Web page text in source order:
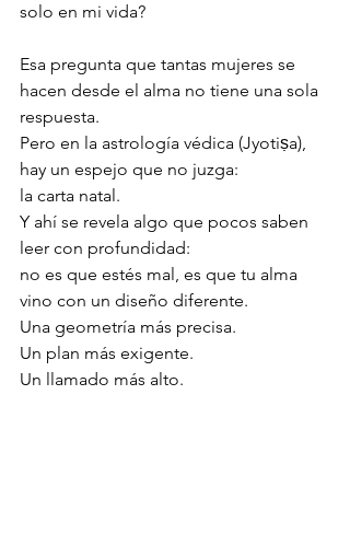
solo en mi vida?
Esa pregunta que tantas mujeres se
hacen desde el alma no tiene una sola
respuesta.
Pero en la astrología védica (Jyotiṣa),
hay un espejo que no juzga:
la carta natal.
Y ahí se revela algo que pocos saben
leer con profundidad:
no es que estés mal, es que tu alma
vino con un diseño diferente.
Una geometría más precisa.
Un plan más exigente.
Un llamado más alto.